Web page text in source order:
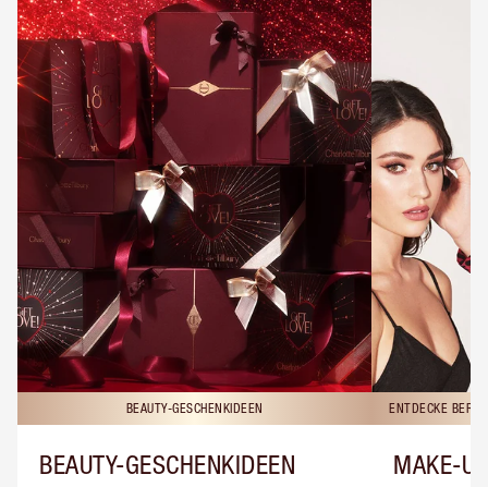
BEAUTY-GESCHENKIDEEN
BEAUTY-GESCHENKIDEEN
ENTDECKE
MAKE-